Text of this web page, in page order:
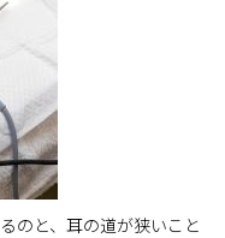
のと、耳の道が狭いこと